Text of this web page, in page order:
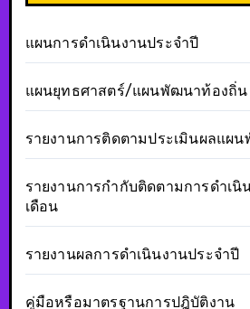
แผนการดำเนินงานประจำปี
แผนยุทธศาสตร์/แผนพัฒนาท้องถิ่น
รายงานการติดตามประเมินผลแผ
รายงานการกำกับติดตามการดำเนิ
เดือน
รายงานผลการดำเนินงานประจำปี
คู่มือหรือมาตรฐานการปฎิบัติงาน